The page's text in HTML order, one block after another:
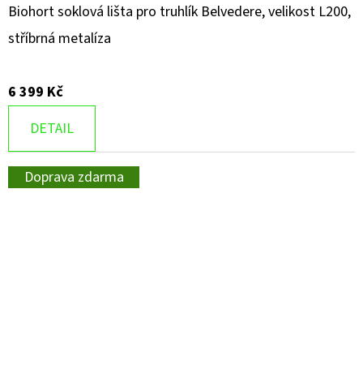
Biohort soklová lišta pro truhlík Belvedere, velikost L200,
stříbrná metalíza
6 399 Kč
DETAIL
Doprava zdarma